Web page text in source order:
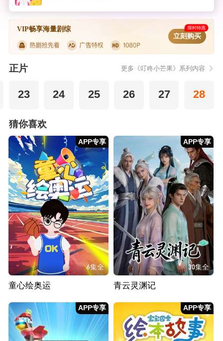
VIP畅享海量剧综 限时特惠
立刻购买
正片 更多《叮咚小芒果》系列内容
23 24 25 26 27 28
猜你喜欢
APP专享
6集全
童心绘奥运
APP专享
30集全
青云灵渊记
APP专享 APP专享